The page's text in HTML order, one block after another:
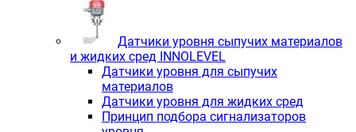
Датчики уровня сыпучих материалов
и жидких сред INNOLEVEL
Датчики уровня для сыпучих
материалов
Датчики уровня для жидких сред
Принцип подбора сигнализаторов